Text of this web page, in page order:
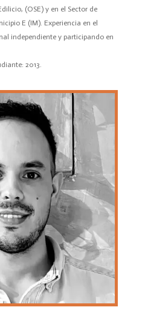
(OSE) y en el Sector de
E (IM). Experiencia en el
independiente y participando en
2013.